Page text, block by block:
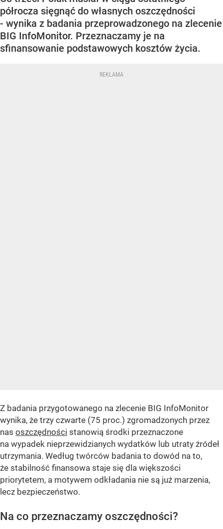
półrocza sięgnąć do własnych oszczędności
- wynika z badania przeprowadzonego na zlecenie
BIG InfoMonitor. Przeznaczamy je na
sfinansowanie podstawowych kosztów życia.
Z badania przygotowanego na zlecenie BIG InfoMonitor
wynika, że trzy czwarte (75 proc.) zgromadzonych przez
nas oszczędności stanowią środki przeznaczone
na wypadek nieprzewidzianych wydatków lub utraty źródeł
utrzymania. Według twórców badania to dowód na to,
że stabilność finansowa staje się dla większości
priorytetem, a motywem odkładania nie są już marzenia,
lecz bezpieczeństwo.
Na co przeznaczamy oszczędności?